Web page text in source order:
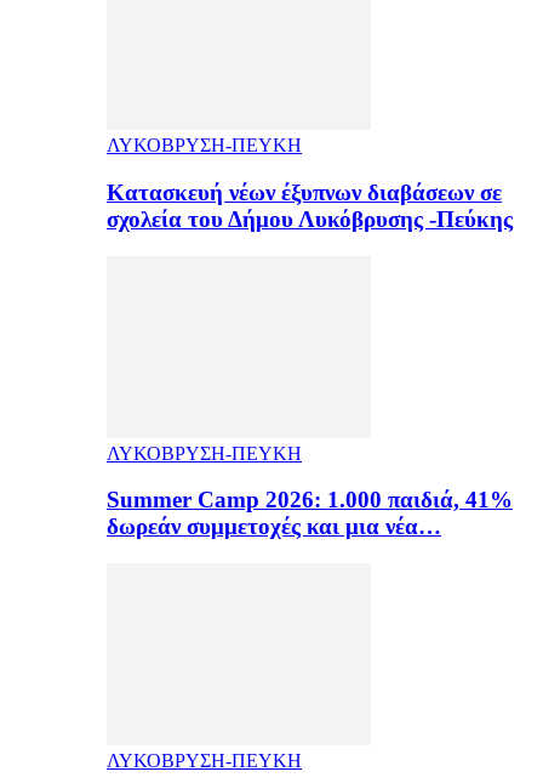
ΛΥΚΟΒΡΥΣΗ-ΠΕΥΚΗ
Κατασκευή νέων έξυπνων διαβάσεων σε
σχολεία του Δήμου Λυκόβρυσης -Πεύκης
ΛΥΚΟΒΡΥΣΗ-ΠΕΥΚΗ
Summer Camp 2026: 1.000 παιδιά, 41%
δωρεάν συμμετοχές και μια νέα…
ΛΥΚΟΒΡΥΣΗ-ΠΕΥΚΗ